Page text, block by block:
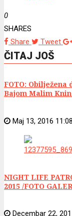
0
SHARES
Share
Tweet
ČITAJ JOŠ
FOTO:
Bajom Malim
Maj 13, 2016
NIGHT LIFE
2015 /FOTO
Decembar 22,